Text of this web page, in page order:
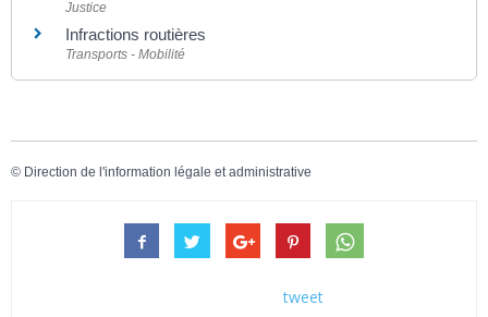
Justice
Infractions routières
Transports - Mobilité
© Direction de l'information légale et administrative
tweet